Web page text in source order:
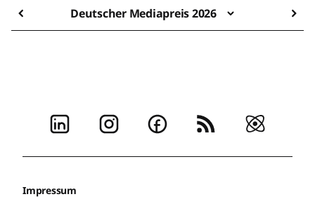
Deutscher Mediapreis 2026
Impressum